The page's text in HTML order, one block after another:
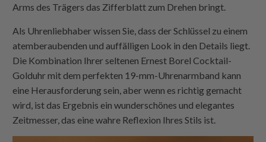
Arms des Trägers das Zifferblatt zum Drehen bringt.
Als Uhrenliebhaber wissen Sie, dass der Schlüssel zu einem
atemberaubenden und auffälligen Look in den Details liegt.
Die Kombination Ihrer seltenen Ernest Borel Cocktail-
Golduhr mit dem perfekten 19-mm-Uhrenarmband kann
eine Herausforderung sein, aber wenn es richtig gemacht
wird, ist das Ergebnis ein wunderschönes und elegantes
Zeitmesser, das eine wahre Reflexion Ihres Stils ist.